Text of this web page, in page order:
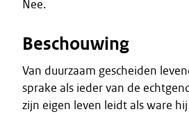
Nee.
Beschouwing
Van duurzaam gescheiden
sprake als ieder van de
zijn eigen leven leidt als ware